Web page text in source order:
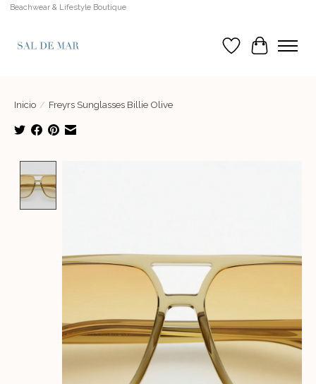
Beachwear & Lifestyle Boutique
Lista de deseos
Cesta
Inicio / Freyrs Sunglasses Billie Olive